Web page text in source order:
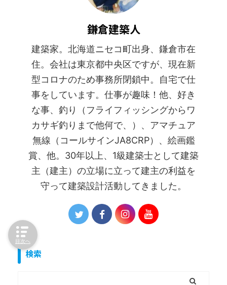
鎌倉建築人
建築家。北海道ニセコ町出身、鎌倉市在
住。会社は東京都中央区ですが、現在新
型コロナのため事務所閉鎖中。自宅で仕
事をしています。仕事が趣味！他、好き
な事、釣り（フライフィッシングからワ
カサギ釣りまで他何で、）、アマチュア
無線（コールサインJA8CRP）、絵画鑑
賞、他。30年以上、1級建築士として建築
主（建主）の立場に立って建主の利益を
守って建築設計活動してきました。
検索
目次へ